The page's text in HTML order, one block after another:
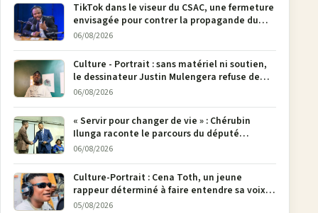
TikTok dans le viseur du CSAC, une fermeture
envisagée pour contrer la propagande du
M23
06/08/2026
Culture - Portrait : sans matériel ni soutien,
le dessinateur Justin Mulengera refuse de
poser son crayon
06/08/2026
« Servir pour changer de vie » : Chérubin
Ilunga raconte le parcours du député
national Jethro Muyombi Tshimbu en 137
06/08/2026
Culture-Portrait : Cena Toth, un jeune
rappeur déterminé à faire entendre sa voix à
Bunia
05/08/2026